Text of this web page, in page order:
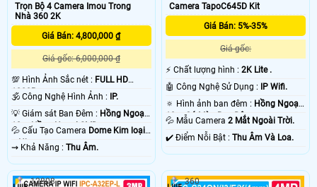
Trọn Bộ 4 Camera Imou Trong
Nhà 360 2K
Giá Bán: 4,800,000 ₫
Giá gốc: 6,000,000 ₫
💯 Hình Ảnh Sắc nét : FULL HD
1080P .
🕉️ Công Nghệ Hình Ảnh :
IP.
💡 Giám sát Ban Đêm : Hồng Ngoại
10m Hồng Ngoại SMD.
💦 Cấu Tạo Camera Dome Kim loại
+ Nhựa.
️⇝ Khả Năng : Thu Âm.
Camera TapoC645D Kit
Giá Bán: 5%-35%
Giá gốc:
️⚡ Chất lượng hình :2K Lite .
🤖️ Công Nghệ Sử Dụng :
IP Wifi.
🔅 Hình ảnh ban đêm : Hồng Ngoại
10m Có Màu Ban Ðêm.
💦 Mẫu Camera2 Mắt Ngoài Trời.
️✔️ Điểm Nỗi Bật :Thu Âm Và Loa.
12808 360